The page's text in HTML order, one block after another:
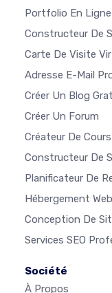
Portfolio En
Constructeur De
Carte De Visite
Adresse E-Mail
Créer Un Blog
Créer Un Forum
Créateur De
Constructeur De
Planificateur De
Hébergement
Conception De
Services SEO
Société
À Propos